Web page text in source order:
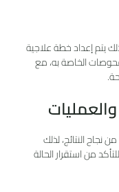
يتم إعداد خطة علاجية
الخاصة به، مع
نجاح النتائج، لذلك
من استقرار الحالة